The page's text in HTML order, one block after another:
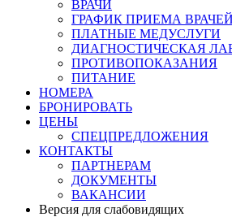
ВРАЧИ
ГРАФИК ПРИЕМА ВРАЧЕЙ
ПЛАТНЫЕ МЕДУСЛУГИ
ДИАГНОСТИЧЕСКАЯ
ПРОТИВОПОКАЗАНИЯ
ПИТАНИЕ
НОМЕРА
БРОНИРОВАТЬ
ЦЕНЫ
СПЕЦПРЕДЛОЖЕНИЯ
КОНТАКТЫ
ПАРТНЕРАМ
ДОКУМЕНТЫ
ВАКАНСИИ
Версия для слабовидящих